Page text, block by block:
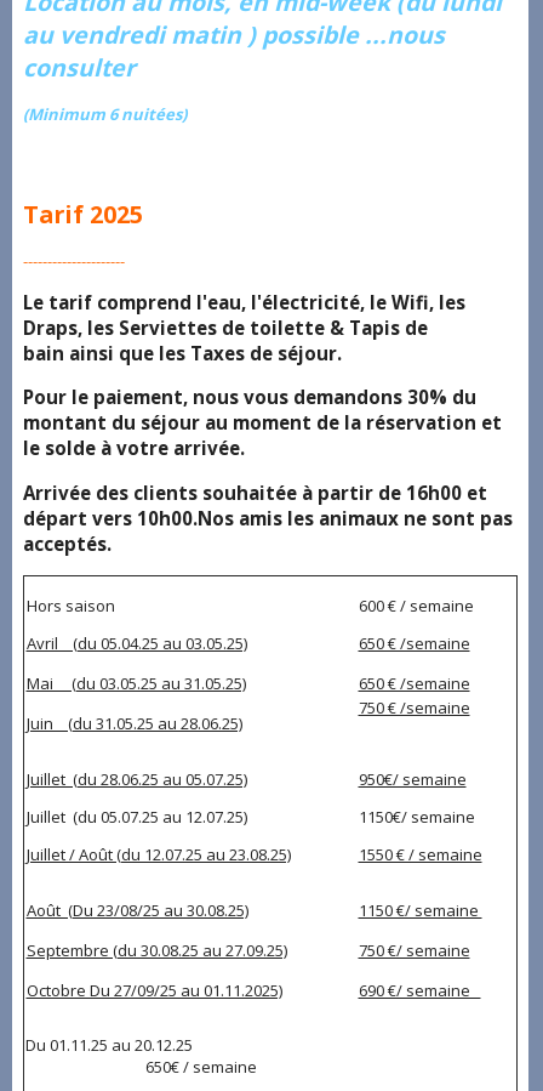
au vendredi matin ) possible ...nous
consulter
(Minimum 6 nuitées)
Tarif 2025
---------------------
Le tarif comprend l'eau, l'électricité, le Wifi, les
Draps, les Serviettes de toilette & Tapis de
bain ainsi que les Taxes de séjour.
Pour le paiement, nous vous demandons 30% du
montant du séjour au moment de la réservation et
le solde à votre arrivée.
Arrivée des clients souhaitée à partir de 16h00 et
départ vers 10h00.Nos amis les animaux ne sont pas
acceptés.
Hors saison
Avril (du 05.04.25 au 03.05.25)
600 € / semaine
650 € /semaine
Mai (du 03.05.25 au 31.05.25)
650 € /semaine
Juin (du 31.05.25 au 28.06.25)
750 € /semaine
Juillet (du 28.06.25 au 05.07.25)
Juillet (du 05.07.25 au 12.07.25)
Juillet / Août (du 12.07.25 au 23.08.25)
950€/ semaine
1150€/ semaine
1550 € / semaine
Août (Du 23/08/25 au 30.08.25)
1150 €/ semaine
Septembre (du 30.08.25 au 27.09.25)
750 €/ semaine
Octobre Du 27/09/25 au 01.11.2025)
690 €/ semaine
Du 01.11.25 au 20.12.25
650€ / semaine